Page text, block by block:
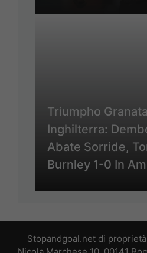
Triumpho
Inghilterra:
Abate Sorride,
Burnley 1-0 In
Stopandgoal.net di